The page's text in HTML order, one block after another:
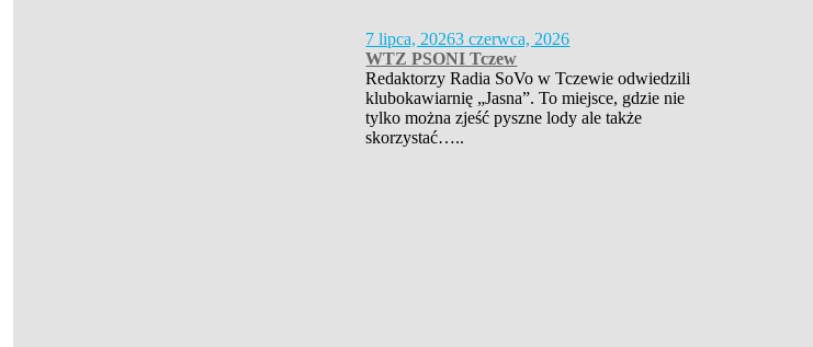
7 lipca, 20263 czerwca, 2026
WTZ PSONI Tczew
Redaktorzy Radia SoVo w Tczewie odwiedzili
klubokawiarnię „Jasna”. To miejsce, gdzie nie
tylko można zjeść pyszne lody ale także
skorzystać…..